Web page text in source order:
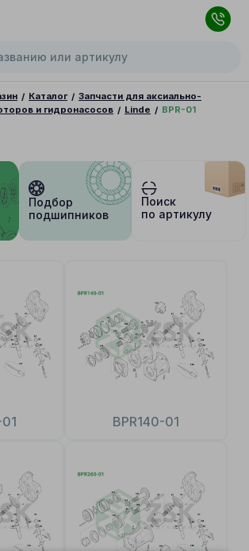
Каталог
Запчасти для аксиально-
и гидронасосов
Linde BPR-01
BPR140-01
Подбор
подшипников
Поиск
по артикулу